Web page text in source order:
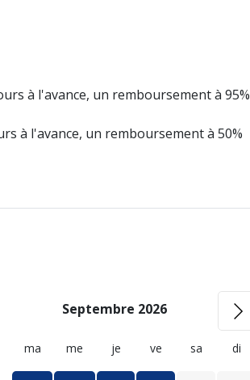
à l'avance, un remboursement à 95%
à l'avance, un remboursement à 50%
Septembre 2026
ma me je ve sa di